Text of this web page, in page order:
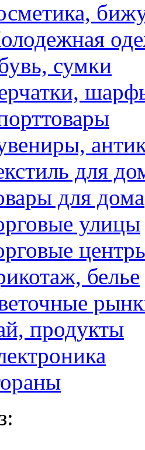
сумки
для
для дома
улицы
белье
продукты